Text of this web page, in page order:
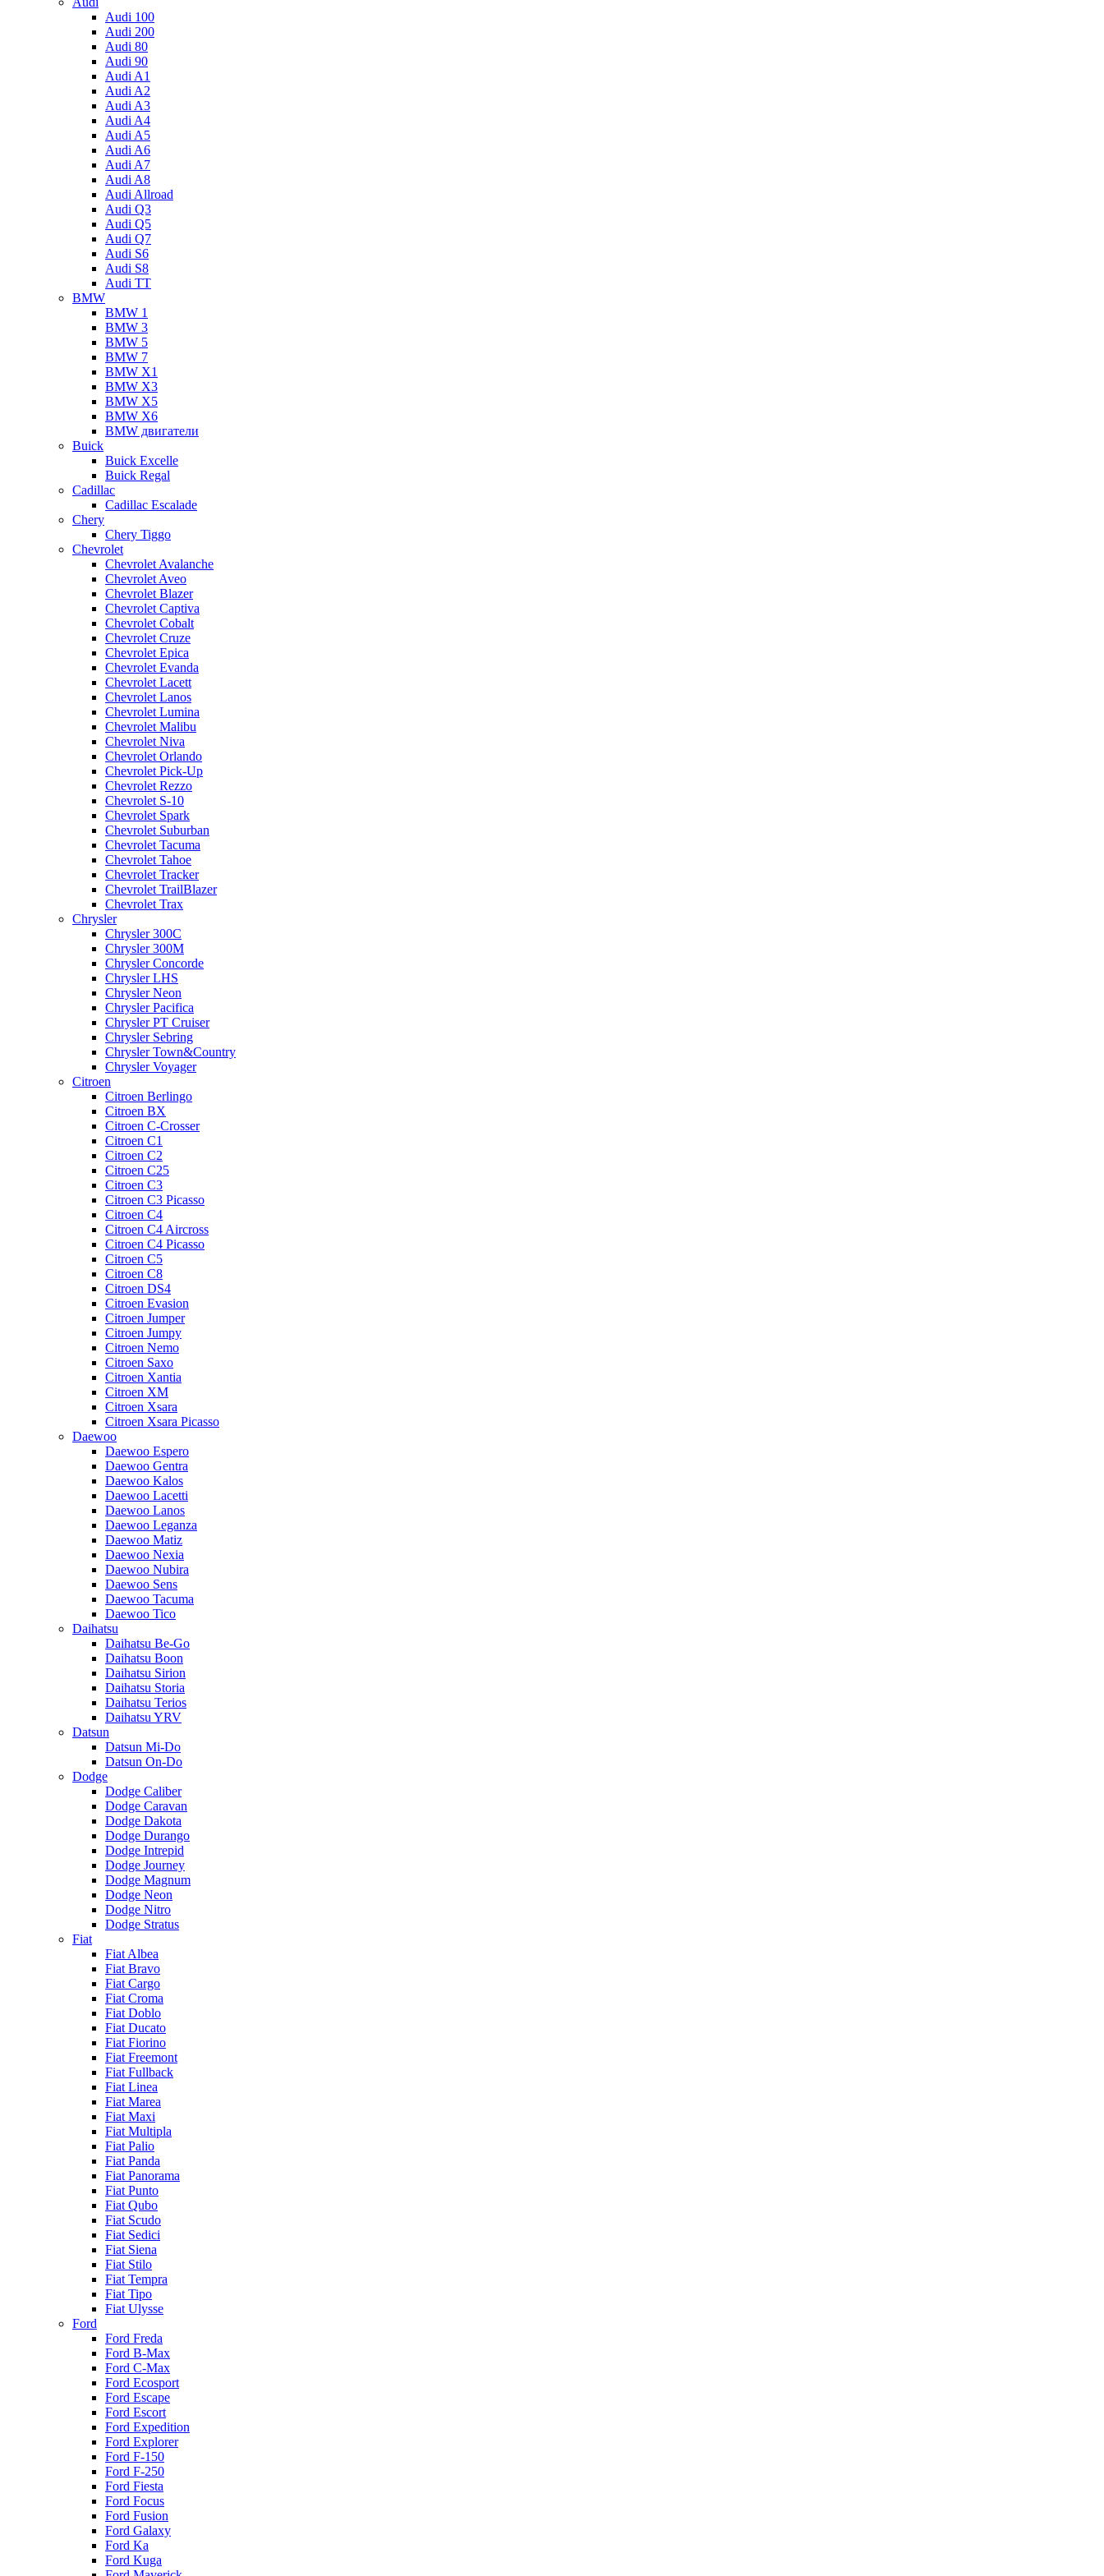
Audi 100
Audi 200
Audi 80
Audi 90
Audi A1
Audi A2
Audi A3
Audi A4
Audi A5
Audi A6
Audi A7
Audi A8
Audi Allroad
Audi Q3
Audi Q5
Audi Q7
Audi S6
Audi S8
Audi TT
BMW
BMW 1
BMW 3
BMW 5
BMW 7
BMW X1
BMW X3
BMW X5
BMW X6
BMW двигатели
Buick
Buick Excelle
Buick Regal
Cadillac
Cadillac Escalade
Chery
Chery Tiggo
Chevrolet
Chevrolet Avalanche
Chevrolet Aveo
Chevrolet Blazer
Chevrolet Captiva
Chevrolet Cobalt
Chevrolet Cruze
Chevrolet Epica
Chevrolet Evanda
Chevrolet Lacett
Chevrolet Lanos
Chevrolet Lumina
Chevrolet Malibu
Chevrolet Niva
Chevrolet Orlando
Chevrolet Pick-Up
Chevrolet Rezzo
Chevrolet S-10
Chevrolet Spark
Chevrolet Suburban
Chevrolet Tacuma
Chevrolet Tahoe
Chevrolet Tracker
Chevrolet TrailBlazer
Chevrolet Trax
Chrysler
Chrysler 300C
Chrysler 300M
Chrysler Concorde
Chrysler LHS
Chrysler Neon
Chrysler Pacifica
Chrysler PT Cruiser
Chrysler Sebring
Chrysler Town&Country
Chrysler Voyager
Citroen
Citroen Berlingo
Citroen BX
Citroen C-Crosser
Citroen C1
Citroen C2
Citroen C25
Citroen C3
Citroen C3 Picasso
Citroen C4
Citroen C4 Aircross
Citroen C4 Picasso
Citroen C5
Citroen C8
Citroen DS4
Citroen Evasion
Citroen Jumper
Citroen Jumpy
Citroen Nemo
Citroen Saxo
Citroen Xantia
Citroen XM
Citroen Xsara
Citroen Xsara Picasso
Daewoo
Daewoo Espero
Daewoo Gentra
Daewoo Kalos
Daewoo Lacetti
Daewoo Lanos
Daewoo Leganza
Daewoo Matiz
Daewoo Nexia
Daewoo Nubira
Daewoo Sens
Daewoo Tacuma
Daewoo Tico
Daihatsu
Daihatsu Be-Go
Daihatsu Boon
Daihatsu Sirion
Daihatsu Storia
Daihatsu Terios
Daihatsu YRV
Datsun
Datsun Mi-Do
Datsun On-Do
Dodge
Dodge Caliber
Dodge Caravan
Dodge Dakota
Dodge Durango
Dodge Intrepid
Dodge Journey
Dodge Magnum
Dodge Neon
Dodge Nitro
Dodge Stratus
Fiat
Fiat Albea
Fiat Bravo
Fiat Cargo
Fiat Croma
Fiat Doblo
Fiat Ducato
Fiat Fiorino
Fiat Freemont
Fiat Fullback
Fiat Linea
Fiat Marea
Fiat Maxi
Fiat Multipla
Fiat Palio
Fiat Panda
Fiat Panorama
Fiat Punto
Fiat Qubo
Fiat Scudo
Fiat Sedici
Fiat Siena
Fiat Stilo
Fiat Tempra
Fiat Tipo
Fiat Ulysse
Ford
Ford Freda
Ford B-Max
Ford C-Max
Ford Ecosport
Ford Escape
Ford Escort
Ford Expedition
Ford Explorer
Ford F-150
Ford F-250
Ford Fiesta
Ford Focus
Ford Fusion
Ford Galaxy
Ford Ka
Ford Kuga